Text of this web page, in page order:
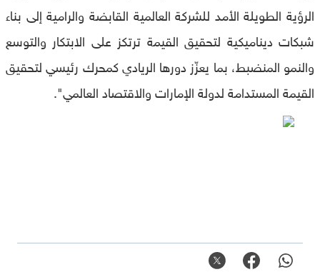
الرؤية الطويلة الأمد للشركة العالمية القابضة والرامية إلى بناء
شبكات ديناميكية لتحقيق القيمة ترتكز على الابتكار والتوسع
والنمو المنضبط، بما يعزّز دورها الريادي كمحرك رئيسي لتحقيق
القيمة المستدامة لدولة الإمارات والاقتصاد العالمي".